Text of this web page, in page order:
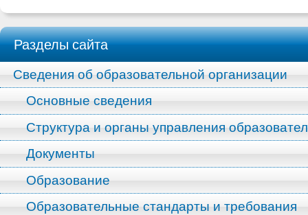
Разделы сайта
Сведения об образовательной организации
Основные сведения
Структура и органы управления
Документы
Образование
Образовательные стандарты и требования